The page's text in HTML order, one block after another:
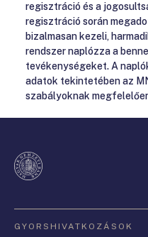
regisztráció és a
regisztráció során
bizalmasan kezeli,
rendszer naplózza a
tevékenységeket. A
adatok tekintetében az
szabályoknak
GYORSHIVATKOZÁSOK